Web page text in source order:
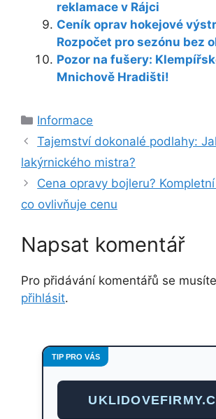
reklamace v Rájci
Ceník oprav hokejové
Rozpočet pro sezónu bez
Pozor na fušery:
Mnichově Hradišti!
Rubriky
Informace
Tajemství dokonalé podlahy:
lakýrnického mistra?
Cena opravy bojleru?
co ovlivňuje cenu
Napsat komentář
Pro přidávání komentářů se
přihlásit.
TIP PRO VÁS